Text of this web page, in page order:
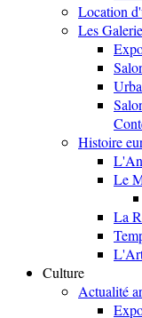
Location
Les
Histoire
Le
La
Culture
Actualité